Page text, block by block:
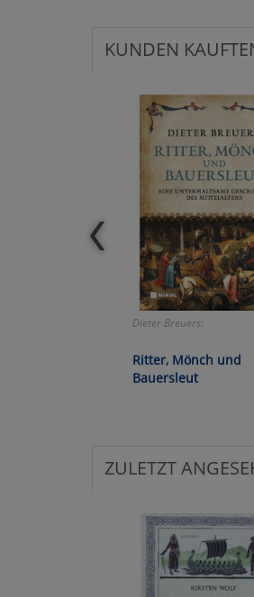
KUNDEN
Dieter Breuers:
Ritter, Mönch und
Bauersleut
ZULETZT